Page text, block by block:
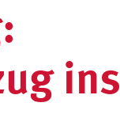
ins